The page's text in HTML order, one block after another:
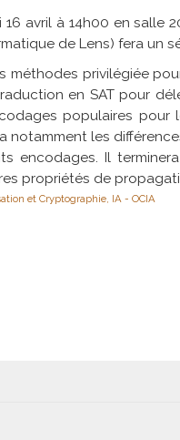
16 avril à 14h00 en salle
de Lens) fera un
méthodes privilégiée
en SAT pour
populaires pour
notamment les
encodages. Il
propriétés de
et Cryptographie, IA - OCIA